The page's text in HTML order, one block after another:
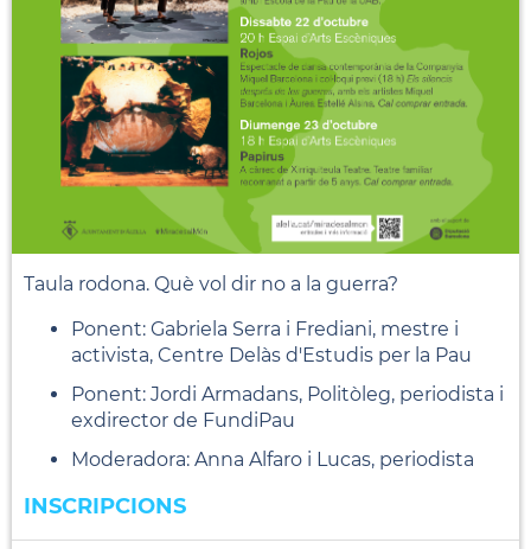
Taula rodona. Què vol dir no a la guerra?
Ponent: Gabriela Serra i Frediani, mestre i
activista, Centre Delàs d'Estudis per la Pau
Ponent: Jordi Armadans, Politòleg, periodista i
exdirector de FundiPau
Moderadora: Anna Alfaro i Lucas, periodista
INSCRIPCIONS